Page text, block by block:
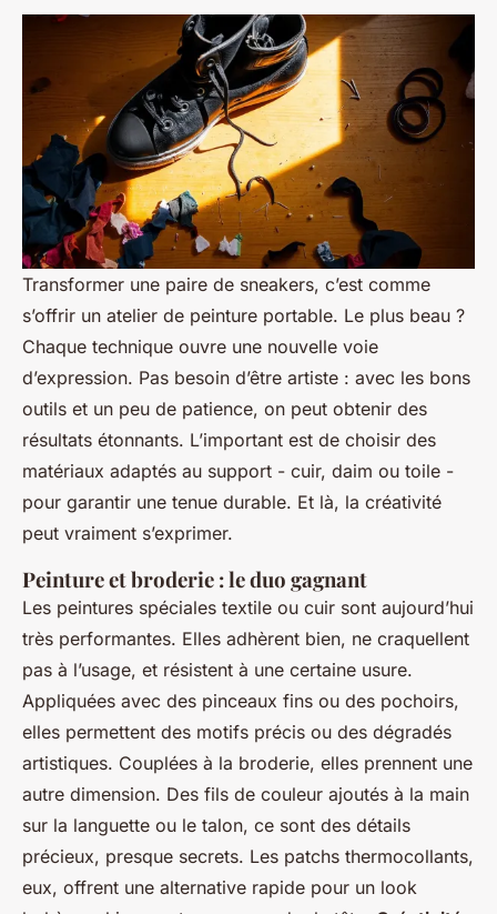
Transformer une paire de sneakers, c’est comme
s’offrir un atelier de peinture portable. Le plus beau ?
Chaque technique ouvre une nouvelle voie
d’expression. Pas besoin d’être artiste : avec les bons
outils et un peu de patience, on peut obtenir des
résultats étonnants. L’important est de choisir des
matériaux adaptés au support - cuir, daim ou toile -
pour garantir une tenue durable. Et là, la créativité
peut vraiment s’exprimer.
Peinture et broderie : le duo gagnant
Les peintures spéciales textile ou cuir sont aujourd’hui
très performantes. Elles adhèrent bien, ne craquellent
pas à l’usage, et résistent à une certaine usure.
Appliquées avec des pinceaux fins ou des pochoirs,
elles permettent des motifs précis ou des dégradés
artistiques. Couplées à la broderie, elles prennent une
autre dimension. Des fils de couleur ajoutés à la main
sur la languette ou le talon, ce sont des détails
précieux, presque secrets. Les patchs thermocollants,
eux, offrent une alternative rapide pour un look